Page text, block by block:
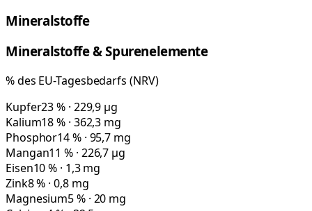
Mineralstoffe
Mineralstoffe & Spurenelemente
% des EU-Tagesbedarfs (NRV)
Kupfer23 % · 229,9 µg
Kalium18 % · 362,3 mg
Phosphor14 % · 95,7 mg
Mangan11 % · 226,7 µg
Eisen10 % · 1,3 mg
Zink8 % · 0,8 mg
Magnesium5 % · 20 mg